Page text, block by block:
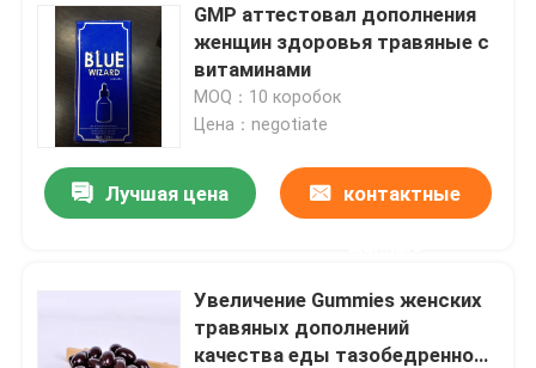
GMP аттестовал дополнения
женщин здоровья травяные с
витаминами
MOQ：10 коробок
Цена：negotiate
Лучшая цена контактные
Увеличение Gummies женских
травяных дополнений
качества еды тазобедренное